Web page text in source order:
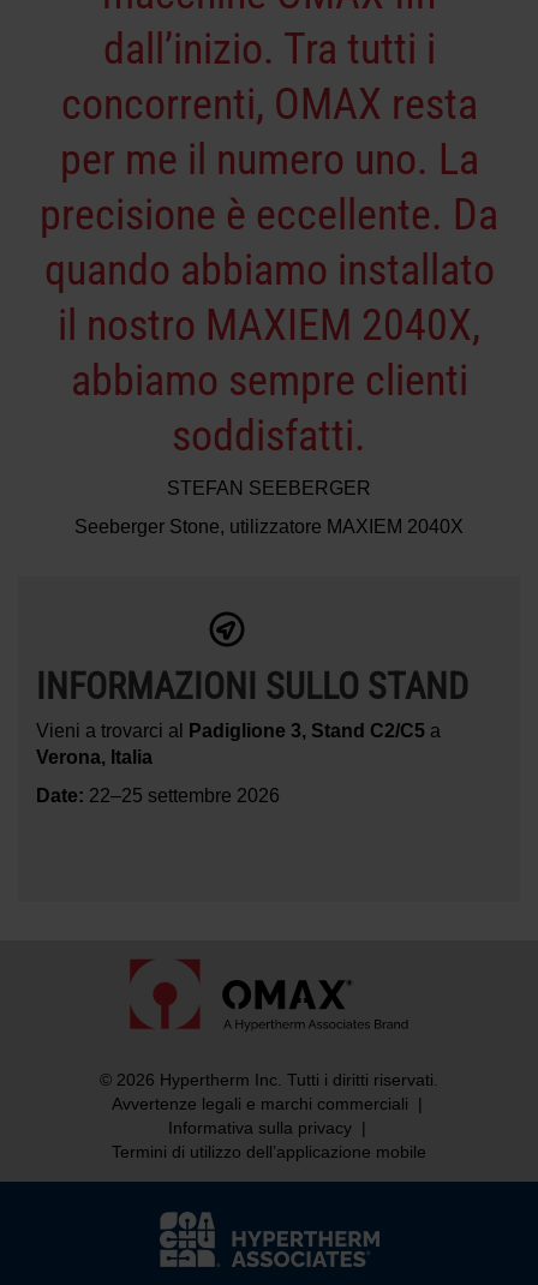
dall’inizio. Tra tutti i
concorrenti, OMAX resta
per me il numero uno. La
precisione è eccellente. Da
quando abbiamo installato
il nostro MAXIEM 2040X,
abbiamo sempre clienti
soddisfatti.
STEFAN SEEBERGER
Seeberger Stone, utilizzatore MAXIEM 2040X
INFORMAZIONI SULLO STAND
Vieni a trovarci al Padiglione 3, Stand C2/C5 a
Verona, Italia
Date: 22–25 settembre 2026
© 2026 Hypertherm Inc. Tutti i diritti riservati.
Avvertenze legali e marchi commerciali
|
Informativa sulla privacy |
Termini di utilizzo dell’applicazione mobile